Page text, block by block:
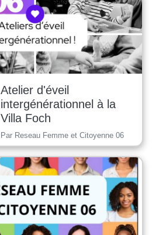
Atelier d'éveil
intergénérationnel à la
Villa Foch
Par Reseau Femme et Citoyenne 06